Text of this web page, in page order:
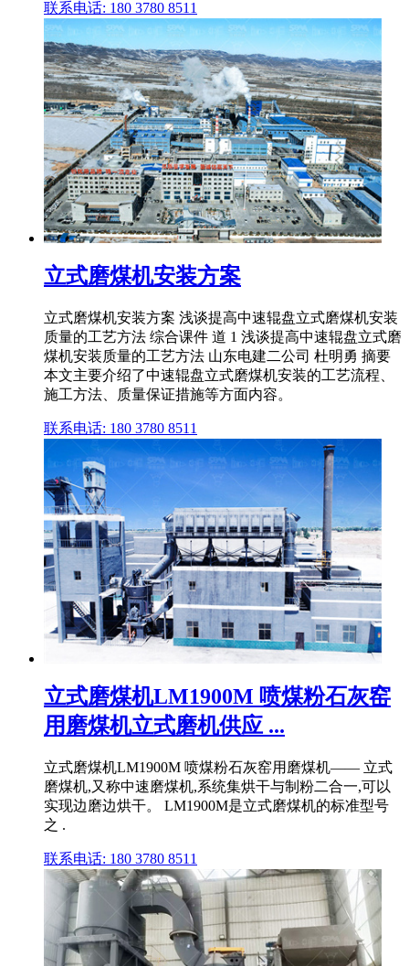
联系电话: 180 3780 8511
立式磨煤机安装方案
立式磨煤机安装方案 浅谈提高中速辊盘立式磨煤机安装
质量的工艺方法 综合课件 道 1 浅谈提高中速辊盘立式磨
煤机安装质量的工艺方法 山东电建二公司 杜明勇 摘要
本文主要介绍了中速辊盘立式磨煤机安装的工艺流程、
施工方法、质量保证措施等方面内容。
联系电话: 180 3780 8511
立式磨煤机LM1900M 喷煤粉石灰窑
用磨煤机立式磨机供应 ...
立式磨煤机LM1900M 喷煤粉石灰窑用磨煤机—— 立式
磨煤机,又称中速磨煤机,系统集烘干与制粉二合一,可以
实现边磨边烘干。 LM1900M是立式磨煤机的标准型号
之 .
联系电话: 180 3780 8511